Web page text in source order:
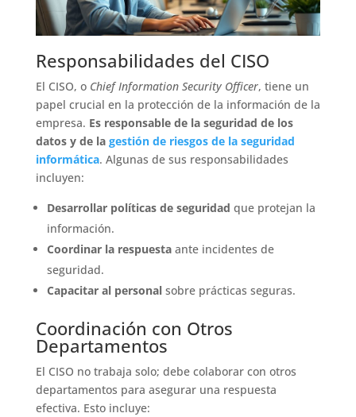
Responsabilidades del CISO
El CISO, o Chief Information Security Officer, tiene un
papel crucial en la protección de la información de la
empresa. Es responsable de la seguridad de los
datos y de la gestión de riesgos de la seguridad
informática. Algunas de sus responsabilidades
incluyen:
Desarrollar políticas de seguridad que protejan la
información.
Coordinar la respuestaante incidentes de
seguridad.
Capacitar al personalsobre prácticas seguras.
Coordinación con Otros
Departamentos
El CISO no trabaja solo; debe colaborar con otros
departamentos para asegurar una respuesta
efectiva. Esto incluye: